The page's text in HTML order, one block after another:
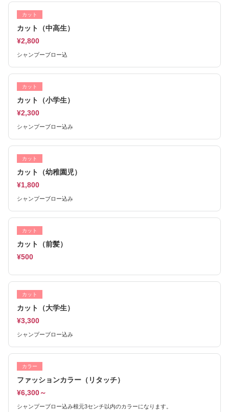
カット
カット（中高生）
¥2,800
シャンプーブロー込
カット
カット（小学生）
¥2,300
シャンプーブロー込み
カット
カット（幼稚園児）
¥1,800
シャンプーブロー込み
カット
カット（前髪）
¥500
カット
カット（大学生）
¥3,300
シャンプーブロー込み
カラー
ファッションカラー（リタッチ）
¥6,300～
シャンプーブロー込み根元3センチ以内のカラーになります。